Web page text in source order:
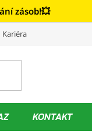
zásob!💥
Kariéra
KONTAKT